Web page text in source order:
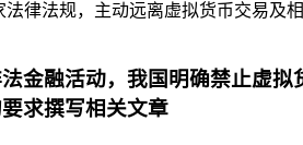
律法规，主动远离虚拟货币交易
金融活动，我国明确禁止虚
求撰写相关文章